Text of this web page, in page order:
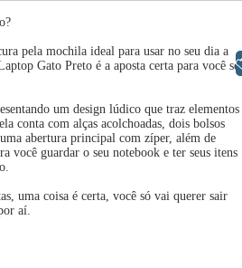
pela mochila ideal para usar no seu dia a
Gato Preto é a aposta certa para você se
um design lúdico que traz elementos
conta com alças acolchoadas, dois bolsos
abertura principal com zíper, além de
você guardar o seu notebook e ter seus itens
uma coisa é certa, você só vai querer sair
aí.
Libras